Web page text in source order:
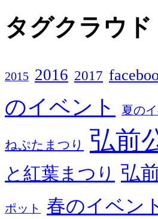
タグクラウド
2015 2016 2017
のイベント 夏の
ねぷたまつり 弘前
と紅葉まつり 弘
ポット 春のイベン